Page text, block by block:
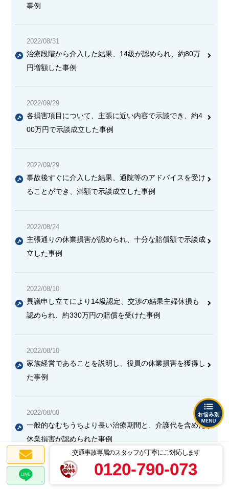
交通事故専属のスタッフが丁寧にご対応します
0120-790-073
事例
2022/08/31
治療段階から介入した結果、14級が認められ、約80万
円増額した事例
2022/09/29
各損害項目について、主張に近い内容で示談でき、約4
00万円で示談成立した事例
2022/09/29
事故後すぐに介入した結果、通院等のアドバイスを受け
ることができ、満額で示談成立した事例
2022/08/24
主張通りの休業損害が認められ、十分な賠償額で示談成
立した事例
2022/08/10
異議申し立てにより14級認定、交渉の結果主婦休損も
認められ、約330万円の賠償を受けた事例
2022/08/10
家族経営であることを説明し、役員の休業損害を獲得し
た事例
2022/08/08
一般的なむちうちより長い治療期間と、介護代を含めた
休業損害が認められた事例
2022/07/20
兼業主婦の休業損害が争点となった事故で、ほぼ請求通